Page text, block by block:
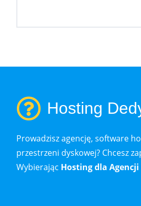
Hosting
Prowadzisz agencję, software
przestrzeni dyskowej? Chcesz
Wybierając Hosting dla Agencji